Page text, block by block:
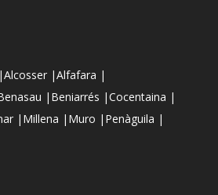
Alcosser |Alfafara |
| Beniarrés |Cocentaina |
| Millena | Muro | Penàguila |